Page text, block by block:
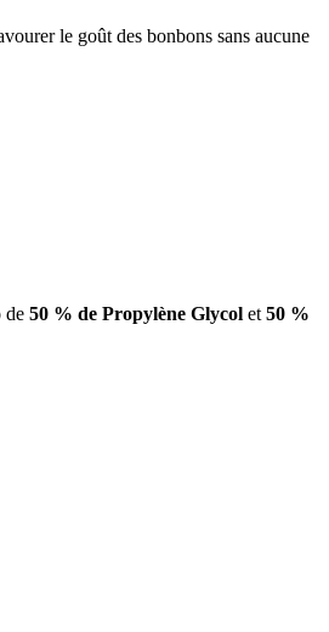
le goût des bonbons sans aucune
de 50 % de Propylène Glycol et 50 %